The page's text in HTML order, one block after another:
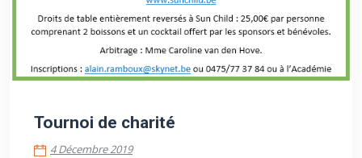
4 Décembre 2019
Tournoi de charité
4 Décembre 2019